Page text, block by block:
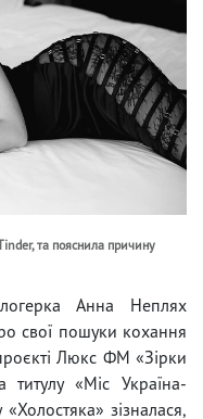
та пояснила причину
Анна Неплях
свої пошуки кохання
Люкс ФМ «Зірки
«Міс Україна-
зізналася,